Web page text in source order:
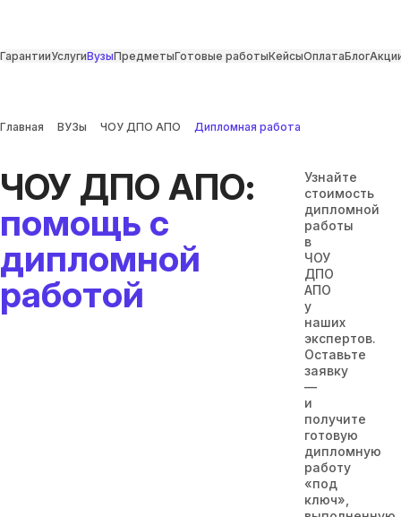
ГарантииУслугиВузыПредметыГотовые работыКейсыОплатаБлог
Главная ВУЗы ЧОУ ДПО АПО Дипломная работа
ЧОУ ДПО АПО:
помощь с
дипломной
работой
Узнайте
стоимость
дипломной
работы
в
ЧОУ
ДПО
АПО
у
наших
экспертов.
Оставьте
заявку
—
и
получите
готовую
дипломную
работу
«под
ключ»,